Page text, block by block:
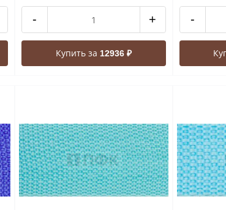
- +
Купить за 12936 ₽
-